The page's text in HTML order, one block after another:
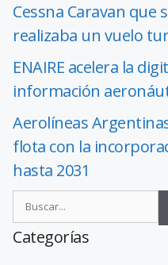
Cessna Caravan que
realizaba un vuelo
ENAIRE acelera la
información
Aerolíneas
flota con la
hasta 2031
Categorías